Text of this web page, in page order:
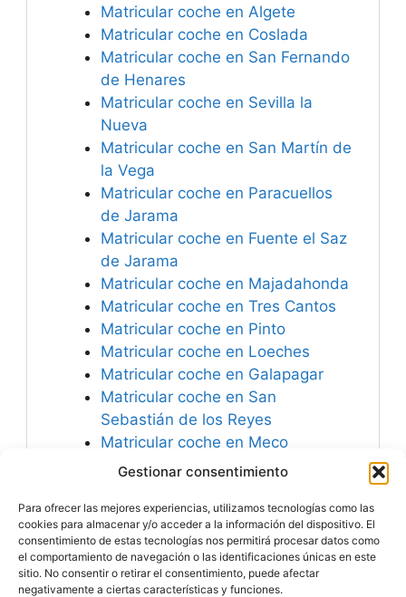
Gestionar consentimiento
Para ofrecer las mejores experiencias, utilizamos tecnologías como las
cookies para almacenar y/o acceder a la información del dispositivo. El
consentimiento de estas tecnologías nos permitirá procesar datos como
el comportamiento de navegación o las identificaciones únicas en este
sitio. No consentir o retirar el consentimiento, puede afectar
negativamente a ciertas características y funciones.
Matricular coche en Algete
Matricular coche en Coslada
Matricular coche en San Fernando
de Henares
Matricular coche en Sevilla la
Nueva
Matricular coche en San Martín de
la Vega
Matricular coche en Paracuellos
de Jarama
Matricular coche en Fuente el Saz
de Jarama
Matricular coche en Majadahonda
Matricular coche en Tres Cantos
Matricular coche en Pinto
Matricular coche en Loeches
Matricular coche en Galapagar
Matricular coche en San
Sebastián de los Reyes
Matricular coche en Meco
Matricular coche en Pozuelo de
Matricular coche en Alpedrete